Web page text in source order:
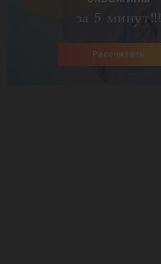
за 5 минут!!!
Рассчитать